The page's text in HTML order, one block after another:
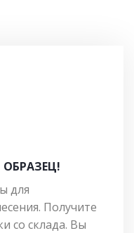
для
Получите
со склада. Вы